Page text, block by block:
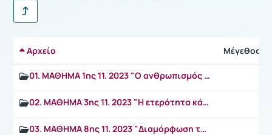
Αρχείο Μέγεθος
01. MAΘΗΜΑ 1ης 11. 2023 "Ο ανθρωπισμός ουσία της Ιατρικής."
02. ΜΑΘΗΜΑ 3ης 11. 2023 "Η ετερότητα κάθε ανθρώπου και η ισότητα όλων των ανθρώπων."
03. ΜΑΘΗΜΑ 8ης 11. 2023 "Διαμόρφωση της προσωπικότητας του σύγχρονου ιατρού και των συνεπαγόμενων σχέσεών του με τους συνεργάτες του και τους ασθενείς του."